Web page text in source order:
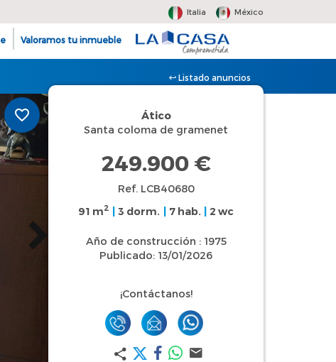
Italia México
Valoramos tu inmueble
Listado anuncios
Ático
Santa coloma de gramenet
249.900 €
Ref. LCB40680
91 m2 3 dorm. 7 hab. 2 wc
Año de construcción : 1975
Publicado: 13/01/2026
¡Contáctanos!